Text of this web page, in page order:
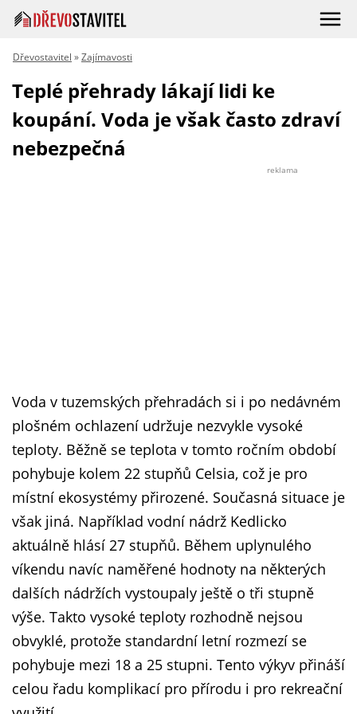
Dřevostavitel »Zajímavosti
Teplé přehrady lákají lidi ke
koupání. Voda je však často zdraví
nebezpečná
reklama
Voda v tuzemských přehradách si i po nedávném
plošném ochlazení udržuje nezvykle vysoké
teploty. Běžně se teplota v tomto ročním období
pohybuje kolem 22 stupňů Celsia, což je pro
místní ekosystémy přirozené. Současná situace je
však jiná. Například vodní nádrž Kedlicko
aktuálně hlásí 27 stupňů. Během uplynulého
víkendu navíc naměřené hodnoty na některých
dalších nádržích vystoupaly ještě o tři stupně
výše. Takto vysoké teploty rozhodně nejsou
obvyklé, protože standardní letní rozmezí se
pohybuje mezi 18 a 25 stupni. Tento výkyv přináší
celou řadu komplikací pro přírodu i pro rekreační